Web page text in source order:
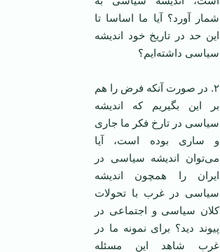
شمار آورد؟ آیا ما اساسا تا
این حد در تاریخ خود اندیشه
سیاسی داشته‌ایم؟
۲. در صورت آنکه فرض را هم
بر این بگیریم که اندیشه
سیاسی در تارخ فکر ما جاری
و ساری بوده است، آیا
می‌توان اندیشه سیاسی در
ایران را همچون اندیشه
سیاسی در غرب با تحولات
کلان سیاسی و اجتماعی در
پیوند دید؟ برای نمونه ما در
غرب شاهد این مسئله